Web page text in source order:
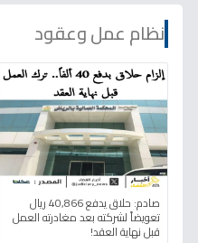
نظام عمل وعقود
صادم: حلاق يدفع 40,866 ريال
تعويضاً لشركته بعد مغادرته العمل
قبل نهاية العقد!